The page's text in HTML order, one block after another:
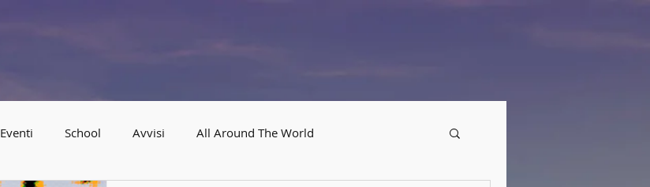
Eventi School Avvisi All Around The World